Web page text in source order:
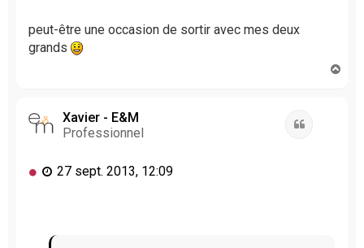
s
a
n
peut-être une occasion de sortir avec mes deux
grands
Xavier - E&M
Professionnel
M 27 sept. 2013, 12:09